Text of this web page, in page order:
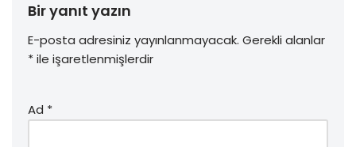
Bir yanıt yazın
E-posta adresiniz yayınlanmayacak. Gerekli alanlar
*ile işaretlenmişlerdir
Ad *